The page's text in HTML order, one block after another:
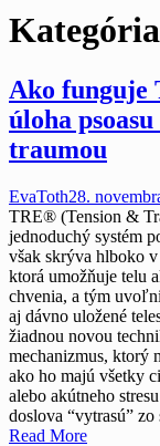
Ako funguje
úloha
traumou
EvaToth28.
TRE® (Tension &
jednoduchý systém
však skrýva hlboko
ktorá umožňuje telu
chvenia, a tým
aj dávno uložené
žiadnou novou
mechanizmus, ktorý
ako ho majú všetky
alebo akútneho
doslova “vytrasú” zo
Read More